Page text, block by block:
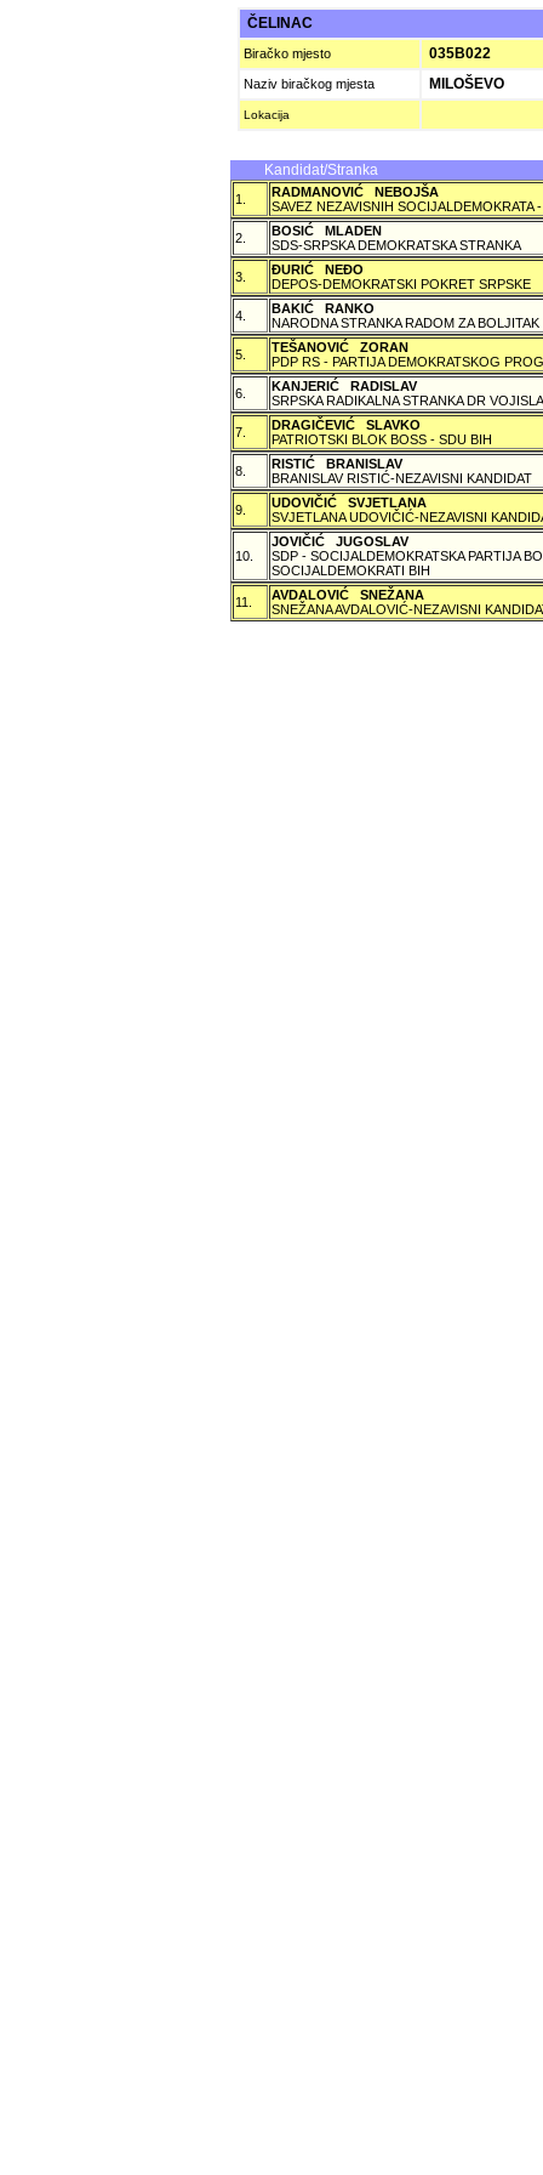
ČELINAC
Biračko mjesto 035B022
Naziv biračkog mjesta MILOŠEVO
Lokacija
Kandidat/Stranka
1.
RADMANOVIĆ NEBOJŠA
SAVEZ NEZAVISNIH SOCIJALDEMOKRATA
2.
BOSIĆ MLADEN
SDS-SRPSKA DEMOKRATSKA STRANKA
3.
ÐURIĆ NEÐO
DEPOS-DEMOKRATSKI POKRET SRPSKE
4.
BAKIĆ RANKO
NARODNA STRANKA RADOM ZA BOLJITAK
5.
TEŠANOVIĆ ZORAN
PDP RS - PARTIJA DEMOKRATSKOG
6.
KANJERIĆ RADISLAV
SRPSKA RADIKALNA STRANKA DR
7.
DRAGIČEVIĆ SLAVKO
PATRIOTSKI BLOK BOSS - SDU BIH
8.
RISTIĆ BRANISLAV
BRANISLAV RISTIĆ-NEZAVISNI KANDIDAT
9.
UDOVIČIĆ SVJETLANA
SVJETLANA UDOVIČIĆ-NEZAVISNI
10.
JOVIČIĆ JUGOSLAV
SDP - SOCIJALDEMOKRATSKA PARTIJA
SOCIJALDEMOKRATI BIH
11.
AVDALOVIĆ SNEŽANA
SNEŽANA AVDALOVIĆ-NEZAVISNI